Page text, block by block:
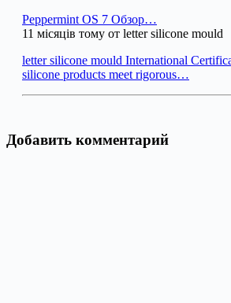
Peppermint OS 7 Обзор…
11 місяців тому от letter silicone mould
letter silicone mould International
silicone products meet rigorous…
Добавить комментарий